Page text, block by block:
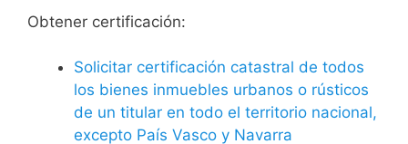
Obtener certificación:
Solicitar certificación catastral de todos
los bienes inmuebles urbanos o rústicos
de un titular en todo el territorio nacional,
excepto País Vasco y Navarra